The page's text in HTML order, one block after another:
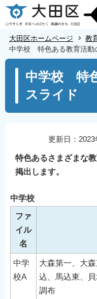
こ
の
ジ
大田区ホームページ 教
中学校 特色ある教育活動
中学校 特
スライド
更新日：2023
特色あるさまざまな
掲出します。
中学校
ファ
イル
名
中学
校A
大森第一、大
込、馬込東、
調布